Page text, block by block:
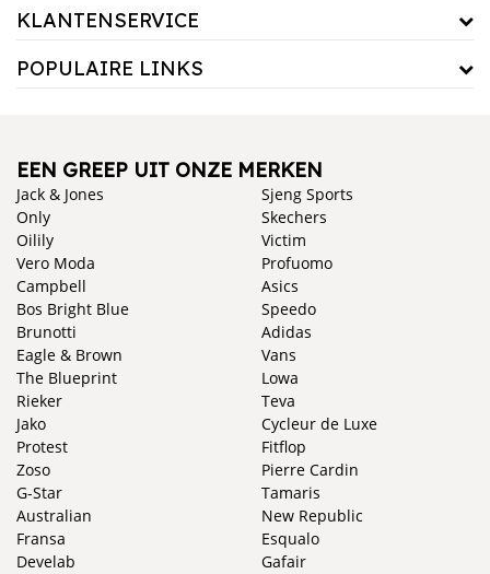
KLANTENSERVICE
POPULAIRE LINKS
EEN GREEP UIT ONZE MERKEN
Jack & Jones
Only
Oilily
Vero Moda
Campbell
Bos Bright Blue
Brunotti
Eagle & Brown
The Blueprint
Rieker
Jako
Protest
Zoso
Sjeng Sports
Skechers
Victim
Profuomo
Asics
Speedo
Adidas
Vans
Lowa
Teva
Cycleur de Luxe
Fitflop
Pierre Cardin
G-Star
Australian
Fransa
Develab
Tamaris
New Republic
Esqualo
Gafair